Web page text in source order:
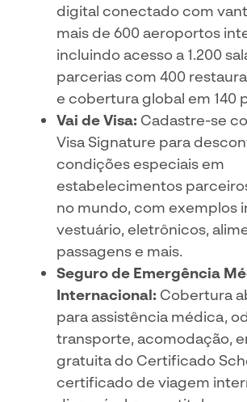
digital conectado com
mais de 600 aeroportos
incluindo acesso a 1.200
parcerias com 400
e cobertura global em 140
Vai de Visa: Cadastre-se
Visa Signature para
condições especiais em
estabelecimentos
no mundo, com exemplos
vestuário, eletrônicos,
passagens e mais.
Seguro de Emergência
Internacional: Cobertura
para assistência médica,
transporte, acomodação,
gratuita do Certificado
certificado de viagem